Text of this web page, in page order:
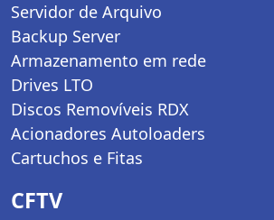
Servidor de Arquivo
Backup Server
Armazenamento em rede
Drives LTO
Discos Removíveis RDX
Acionadores Autoloaders
Cartuchos e Fitas
CFTV